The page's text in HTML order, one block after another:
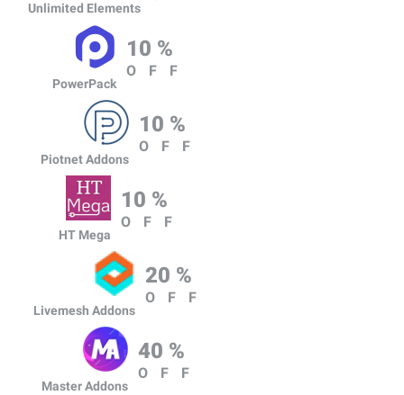
Unlimited Elements
PowerPack
10 %
OFF
Piotnet Addons
10 %
OFF
HT Mega
10 %
OFF
Livemesh Addons
20 %
OFF
Master Addons
40 %
OFF